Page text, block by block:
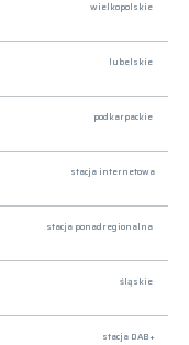
wielkopolskie
lubelskie
podkarpackie
stacja internetowa
stacja ponadregionalna
śląskie
stacja DAB+